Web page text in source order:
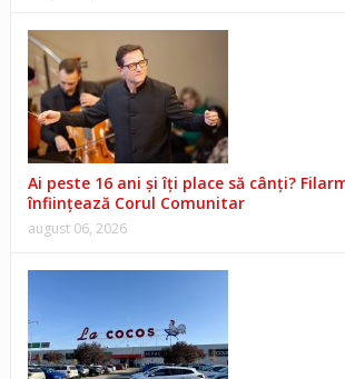
Ai peste 16 ani și îți place să cânți?
înființează Corul Comunitar
august 06, 2026